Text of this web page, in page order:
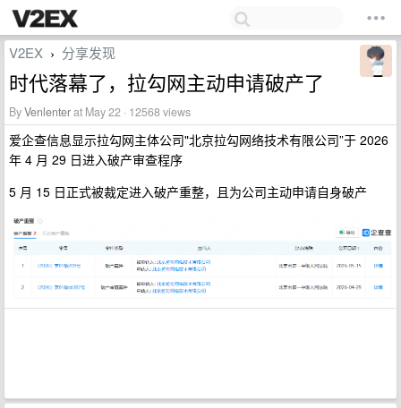
V2EX › 分享发现
时代落幕了，拉勾网主动申请破产了
ByVenlenterat May 22 · 12568 views
爱企查信息显示拉勾网主体公司"北京拉勾网络技术有限公司”于 2026
年 4 月 29 日进入破产审查程序
5 月 15 日正式被裁定进入破产重整，且为公司主动申请自身破产